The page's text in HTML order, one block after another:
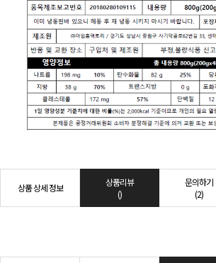
상품 상세 정보
상품리뷰
()
문의하기
(2)